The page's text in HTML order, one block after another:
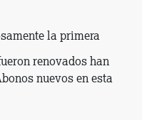
la primera
renovados han
nuevos en esta